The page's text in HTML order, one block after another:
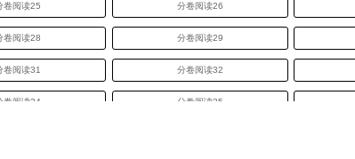
卷阅读25 分卷阅读26
卷阅读28 分卷阅读29
卷阅读31 分卷阅读32
卷阅读34 分卷阅读35